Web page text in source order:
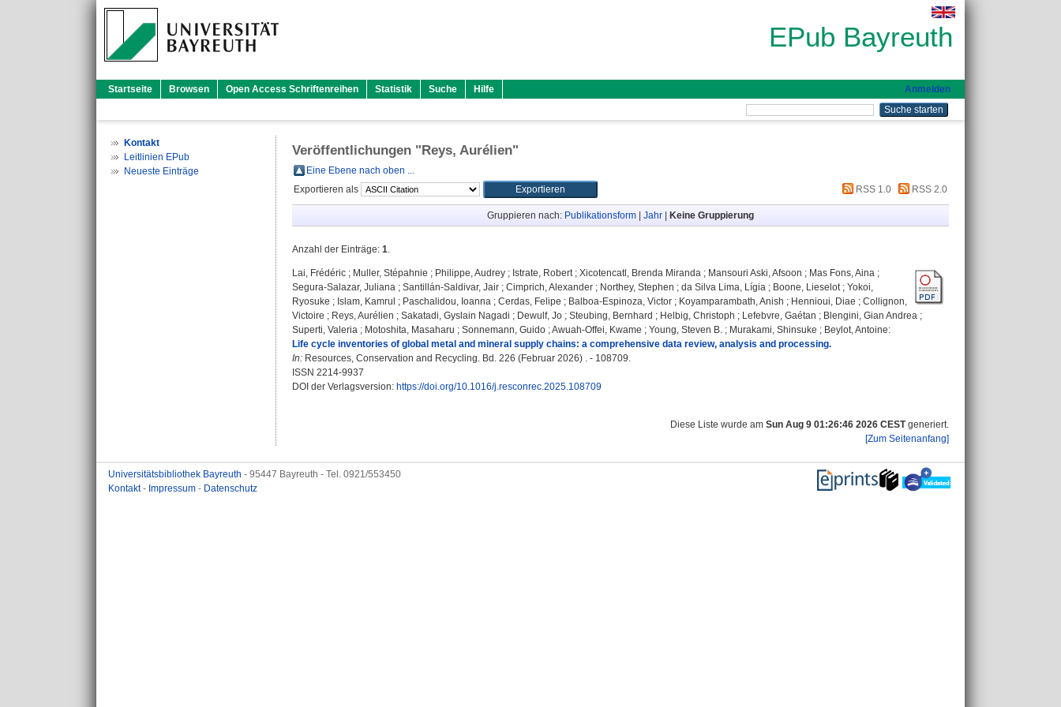
EPub Bayreuth
Startseite Browsen Open Access Schriftenreihen Statistik Suche Hilfe Anmelden
Kontakt
Leitlinien EPub
Neueste Einträge
Veröffentlichungen "Reys, Aurélien"
Eine Ebene nach oben ...
Exportieren als
RSS 1.0 RSS 2.0
Gruppieren nach: Publikationsform Jahr Keine Gruppierung
Anzahl der Einträge: 1.
Lai, Frédéric ; Muller, Stépahnie ; Philippe, Audrey ; Istrate, Robert; Xicotencatl, Brenda Miranda ; Mansouri Aski, Afsoon ; Mas Fons, Aina ;
Segura-Salazar, Juliana ; Santillán-Saldivar, Jair ; Cimprich, Alexander ; Northey, Stephen ; da Silva Lima, Lígia ; Boone, Lieselot; Yokoi,
Ryosuke ; Islam, Kamrul ; Paschalidou, Ioanna ; Cerdas, Felipe ; Balboa-Espinoza, Victor ; Koyamparambath, Anish ; Hennioui, Diae ; Collignon,
Victoire ; Reys, Aurélien ; Sakatadi, Gyslain Nagadi ; Dewulf, Jo ; Steubing, Bernhard ; Helbig, Christoph ; Lefebvre, Gaétan ; Blengini, Gian Andrea ;
Superti, Valeria ; Motoshita, Masaharu ; Sonnemann, Guido ;Awuah-Offei, Kwame ; Young, Steven B. ; Murakami, Shinsuke ; Beylot, Antoine:
Life cycle inventories of global metal and mineral supply chains: a comprehensive data review, analysis and processing.
In: Resources, Conservation and Recycling. Bd. 226 (Februar 2026) . - 108709.
ISSN 2214-9937
DOI der Verlagsversion: https://doi.org/10.1016/j.resconrec.2025.108709
Diese Liste wurde am Sun Aug 9 01:26:46 2026 CESTgeneriert.
[Zum Seitenanfang]
Universitätsbibliothek Bayreuth - 95447 Bayreuth - Tel. 0921/553450
Kontakt- Impressum - Datenschutz